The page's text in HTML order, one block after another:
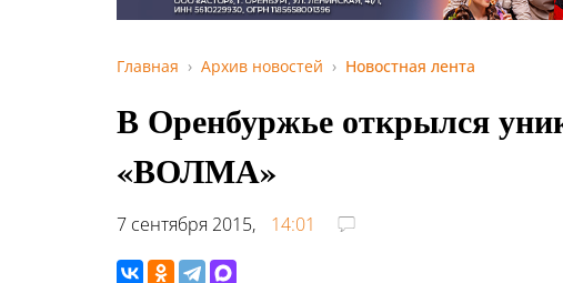
Главная Архив новостей Новостная лента
В Оренбуржье открылся
«ВОЛМА»
7 сентября 2015, 14:01